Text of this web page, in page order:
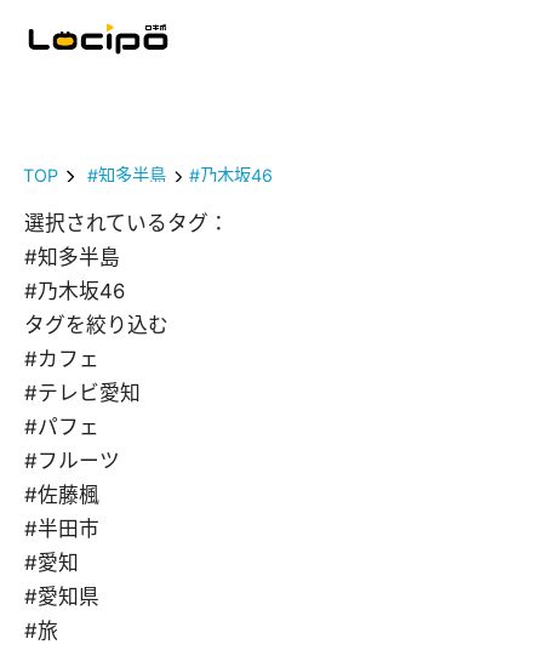
TOP #知多半島 #乃木坂46
選択されているタグ：
#知多半島
#乃木坂46
タグを絞り込む
#カフェ
#テレビ愛知
#パフェ
#フルーツ
#佐藤楓
#半田市
#愛知
#愛知県
#旅